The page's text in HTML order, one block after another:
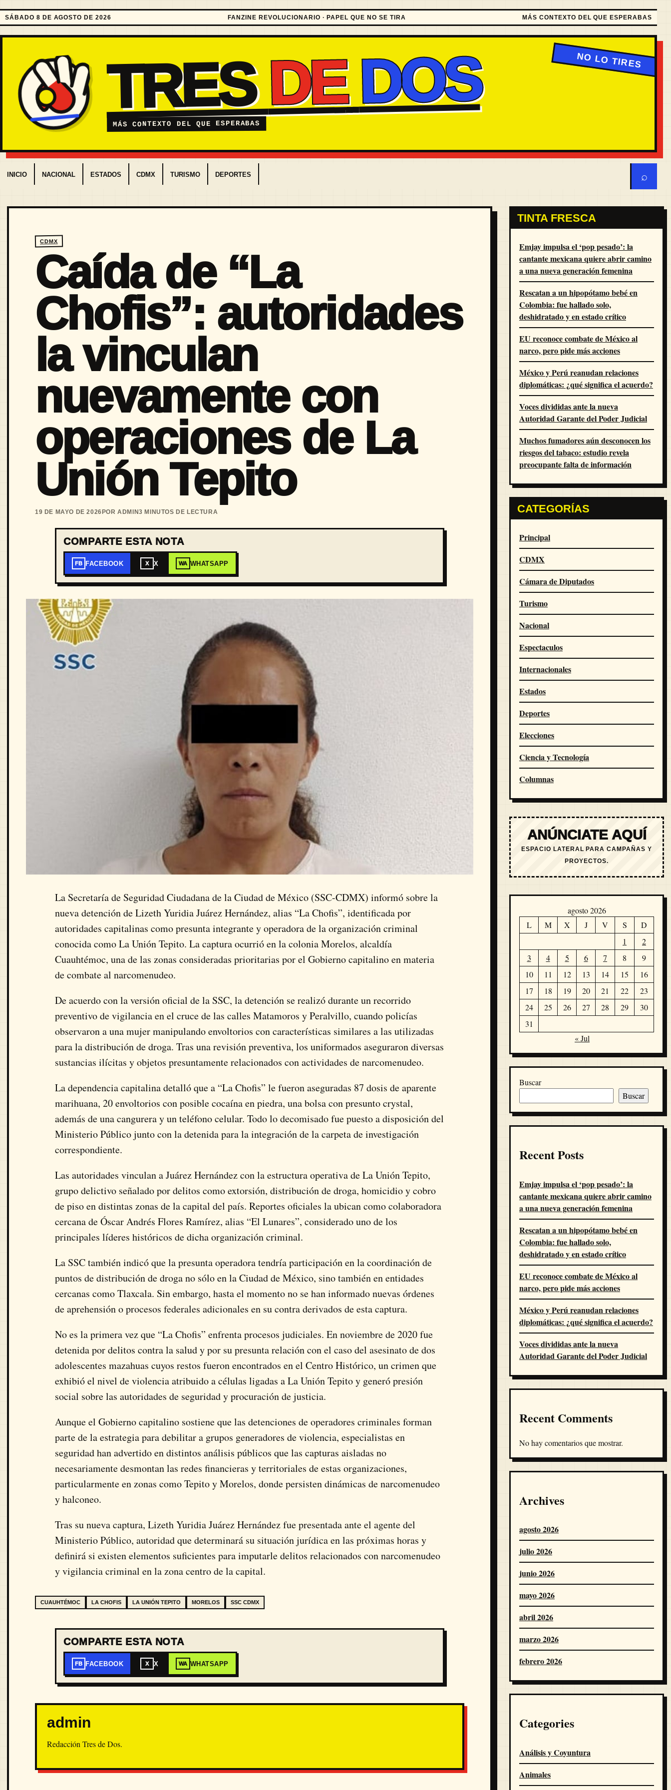
SÁBADO 8 DE AGOSTO DE 2026 FANZINE REVOLUCIONARIO · PAPEL QUE NO SE TIRA MÁS CONTEXTO DEL QUE ESPERABAS
TRESDE DOS
MÁS CONTEXTO DEL QUE ESPERABAS
INICIO NACIONAL ESTADOS CDMX TURISMO DEPORTES ⌕
CDMX
Caída de “La
Chofis”: autoridades
la vinculan
nuevamente con
operaciones de La
Unión Tepito
19 DE MAYO DE 2026 POR ADMIN3 MINUTOS DE LECTURA
COMPARTE ESTA NOTA
FB FACEBOOK X X WA WHATSAPP
La Secretaría de Seguridad Ciudadana de la Ciudad de México (SSC-CDMX) informó sobre la
nueva detención de Lizeth Yuridia Juárez Hernández, alias “La Chofis”, identificada por
autoridades capitalinas como presunta integrante y operadora de la organización criminal
conocida como La Unión Tepito. La captura ocurrió en la colonia Morelos, alcaldía
Cuauhtémoc, una de las zonas consideradas prioritarias por el Gobierno capitalino en materia
de combate al narcomenudeo.
De acuerdo con la versión oficial de la SSC, la detención se realizó durante un recorrido
preventivo de vigilancia en el cruce de las calles Matamoros y Peralvillo, cuando policías
observaron a una mujer manipulando envoltorios con características similares a las utilizadas
para la distribución de droga. Tras una revisión preventiva, los uniformados aseguraron diversas
sustancias ilícitas y objetos presuntamente relacionados con actividades de narcomenudeo.
La dependencia capitalina detalló que a “La Chofis” le fueron aseguradas 87 dosis de aparente
marihuana, 20 envoltorios con posible cocaína en piedra, una bolsa con presunto crystal,
además de una cangurera y un teléfono celular. Todo lo decomisado fue puesto a disposición del
Ministerio Público junto con la detenida para la integración de la carpeta de investigación
correspondiente.
Las autoridades vinculan a Juárez Hernández con la estructura operativa de La Unión Tepito,
grupo delictivo señalado por delitos como extorsión, distribución de droga, homicidio y cobro
de piso en distintas zonas de la capital del país. Reportes oficiales la ubican como colaboradora
cercana de Óscar Andrés Flores Ramírez, alias “El Lunares”, considerado uno de los
principales líderes históricos de dicha organización criminal.
La SSC también indicó que la presunta operadora tendría participación en la coordinación de
puntos de distribución de droga no sólo en la Ciudad de México, sino también en entidades
cercanas como Tlaxcala. Sin embargo, hasta el momento no se han informado nuevas órdenes
de aprehensión o procesos federales adicionales en su contra derivados de esta captura.
No es la primera vez que “La Chofis” enfrenta procesos judiciales. En noviembre de 2020 fue
detenida por delitos contra la salud y por su presunta relación con el caso del asesinato de dos
adolescentes mazahuas cuyos restos fueron encontrados en el Centro Histórico, un crimen que
exhibió el nivel de violencia atribuido a células ligadas a La Unión Tepito y generó presión
social sobre las autoridades de seguridad y procuración de justicia.
Aunque el Gobierno capitalino sostiene que las detenciones de operadores criminales forman
parte de la estrategia para debilitar a grupos generadores de violencia, especialistas en
seguridad han advertido en distintos análisis públicos que las capturas aisladas no
necesariamente desmontan las redes financieras y territoriales de estas organizaciones,
particularmente en zonas como Tepito y Morelos, donde persisten dinámicas de narcomenudeo
y halconeo.
Tras su nueva captura, Lizeth Yuridia Juárez Hernández fue presentada ante el agente del
Ministerio Público, autoridad que determinará su situación jurídica en las próximas horas y
definirá si existen elementos suficientes para imputarle delitos relacionados con narcomenudeo
y vigilancia criminal en la zona centro de la capital.
CUAUHTÉMOC LA CHOFIS LA UNIÓN TEPITO MORELOS SSC CDMX
COMPARTE ESTA NOTA
FB FACEBOOK X X WA WHATSAPP
admin
Redacción Tres de Dos.
TINTA FRESCA
Emjay impulsa el ‘pop pesado’: la
cantante mexicana quiere abrir camino
a una nueva generación femenina
Rescatan a un hipopótamo bebé en
Colombia: fue hallado solo,
deshidratado y en estado crítico
EU reconoce combate de México al
narco, pero pide más acciones
México y Perú reanudan relaciones
diplomáticas: ¿qué significa el acuerdo?
Voces divididas ante la nueva
Autoridad Garante del Poder Judicial
Muchos fumadores aún desconocen los
riesgos del tabaco: estudio revela
preocupante falta de información
CATEGORÍAS
Principal
CDMX
Cámara de Diputados
Turismo
Nacional
Espectaculos
Internacionales
Estados
Deportes
Elecciones
Ciencia y Tecnología
Columnas
ANÚNCIATE AQUÍ
ESPACIO LATERAL PARA CAMPAÑAS Y
PROYECTOS.
agosto 2026
L
M X J V S
D
1
2
3
4 5 6 7 8
9
10
11 12 13 14 15
16
17
18 19 20 21 22
23
24
25 26 27 28 29
30
31
« Jul
Buscar
Buscar
Recent Posts
Emjay impulsa el ‘pop pesado’: la
cantante mexicana quiere abrir camino
a una nueva generación femenina
Rescatan a un hipopótamo bebé en
Colombia: fue hallado solo,
deshidratado y en estado crítico
EU reconoce combate de México al
narco, pero pide más acciones
México y Perú reanudan relaciones
diplomáticas: ¿qué significa el acuerdo?
Voces divididas ante la nueva
Autoridad Garante del Poder Judicial
Recent Comments
No hay comentarios que mostrar.
Archives
agosto 2026
julio 2026
junio 2026
mayo 2026
abril 2026
marzo 2026
febrero 2026
Categories
Análisis y Coyuntura
Animales